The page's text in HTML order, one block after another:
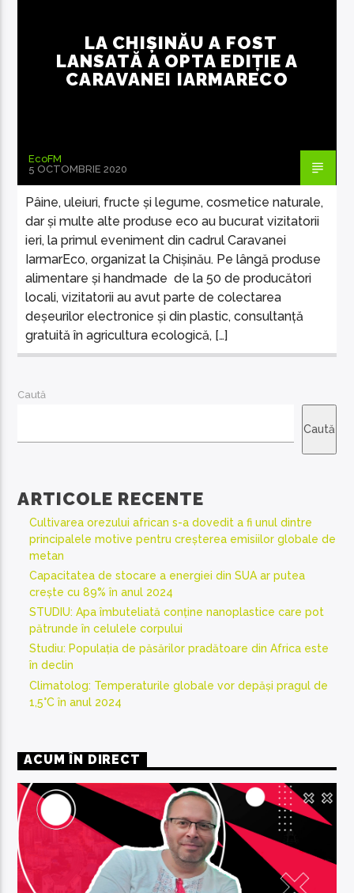
LA CHIȘINĂU A FOST
LANSATĂ A OPTA EDIȚIE A
CARAVANEI IARMARECO
EcoFM
5 OCTOMBRIE 2020
Pâine, uleiuri, fructe și legume, cosmetice naturale,
dar și multe alte produse eco au bucurat vizitatorii
ieri, la primul eveniment din cadrul Caravanei
IarmarEco, organizat la Chișinău. Pe lângă produse
alimentare și handmade de la 50 de producători
locali, vizitatorii au avut parte de colectarea
deșeurilor electronice și din plastic, consultanță
gratuită în agricultura ecologică, […]
Caută
Caută
ARTICOLE RECENTE
Cultivarea orezului african s-a dovedit a fi unul dintre
principalele motive pentru creșterea emisiilor globale de
metan
Capacitatea de stocare a energiei din SUA ar putea
crește cu 89% în anul 2024
STUDIU: Apa îmbuteliată conține nanoplastice care pot
pătrunde în celulele corpului
Studiu: Populația de păsărilor pradătoare din Africa este
în declin
Climatolog: Temperaturile globale vor depăși pragul de
1,5°C în anul 2024
ACUM ÎN DIRECT